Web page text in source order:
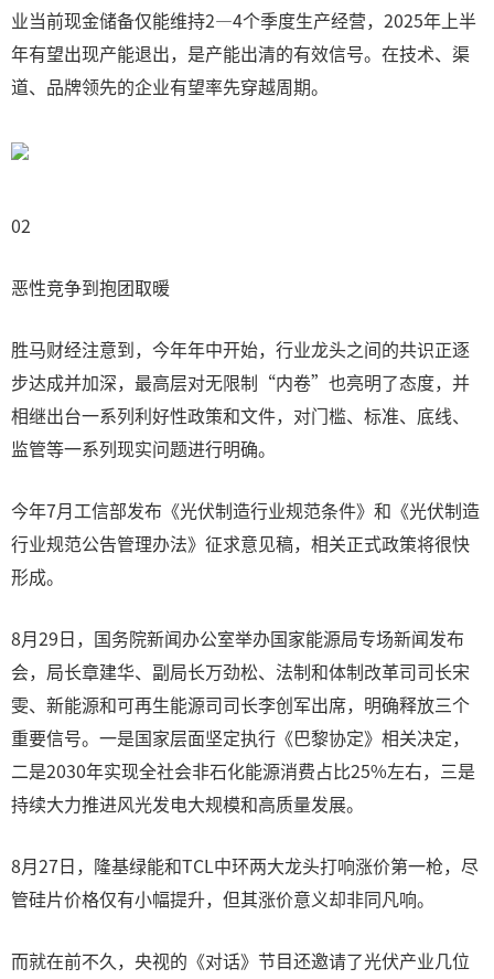
业当前现金储备仅能维持2—4个季度生产经营，2025年上半
年有望出现产能退出，是产能出清的有效信号。在技术、渠
道、品牌领先的企业有望率先穿越周期。
02
恶性竞争到抱团取暖
胜马财经注意到，今年年中开始，行业龙头之间的共识正逐
步达成并加深，最高层对无限制“内卷”也亮明了态度，并
相继出台一系列利好性政策和文件，对门槛、标准、底线、
监管等一系列现实问题进行明确。
今年7月工信部发布《光伏制造行业规范条件》和《光伏制造
行业规范公告管理办法》征求意见稿，相关正式政策将很快
形成。
8月29日，国务院新闻办公室举办国家能源局专场新闻发布
会，局长章建华、副局长万劲松、法制和体制改革司司长宋
雯、新能源和可再生能源司司长李创军出席，明确释放三个
重要信号。一是国家层面坚定执行《巴黎协定》相关决定，
二是2030年实现全社会非石化能源消费占比25%左右，三是
持续大力推进风光发电大规模和高质量发展。
8月27日，隆基绿能和TCL中环两大龙头打响涨价第一枪，尽
管硅片价格仅有小幅提升，但其涨价意义却非同凡响。
而就在前不久，央视的《对话》节目还邀请了光伏产业几位